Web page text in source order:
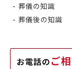
葬儀の知識
葬儀後の知識